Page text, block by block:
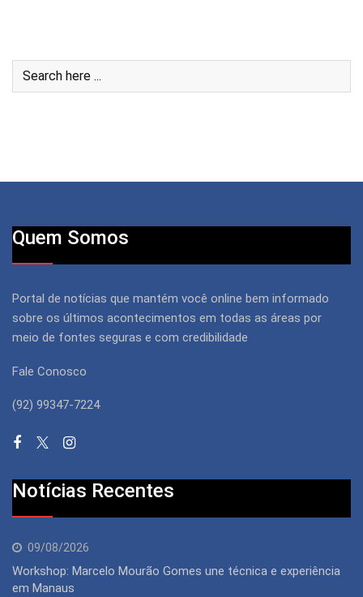
Quem Somos
Portal de notícias que mantém você online bem informado
sobre os últimos acontecimentos em todas as áreas por
meio de fontes seguras e com credibilidade
Fale Conosco
(92) 99347-7224
Notícias Recentes
09/08/2026
Workshop: Marcelo Mourão Gomes une técnica e experiência
em Manaus